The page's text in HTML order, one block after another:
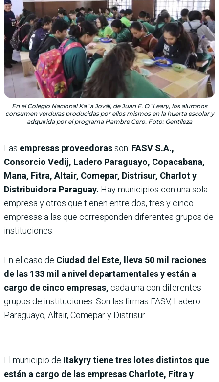
En el Colegio Nacional Ka´a Jovái, de Juan E. O´Leary, los alumnos
consumen verduras producidas por ellos mismos en la huerta escolar y
adquirida por el programa Hambre Cero. Foto: Gentileza
Las empresas proveedorasson: FASV S.A.,
Consorcio Vedij, Ladero Paraguayo, Copacabana,
Mana, Fitra, Altair, Comepar, Distrisur, Charlot y
Distribuidora Paraguay. Hay municipios con una sola
empresa y otros que tienen entre dos, tres y cinco
empresas a las que corresponden diferentes grupos de
instituciones.
En el caso de Ciudad del Este, lleva 50 mil raciones
de las 133 mil a nivel departamentales y están a
cargo de cinco empresas, cada una con diferentes
grupos de instituciones. Son las firmas FASV, Ladero
Paraguayo, Altair, Comepar y Distrisur.
El municipio de Itakyry tiene tres lotes distintos que
están a cargo de las empresas Charlote, Fitra y